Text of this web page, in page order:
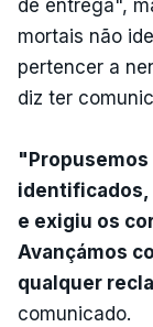
de entrega",
mortais não
pertencer a
diz ter
identificados,
e exigiu os
Avançámos
qualquer
comunicado.